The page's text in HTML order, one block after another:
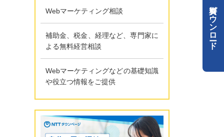
資料ダウンロード
Webマーケティング相談
補助金、税金、経理など、専門家に
よる無料経営相談
Webマーケティングなどの基礎知識
や役立つ情報をご提供